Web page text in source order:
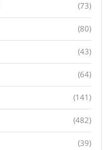
(73)
(80)
(43)
(64)
(141)
(482)
(39)